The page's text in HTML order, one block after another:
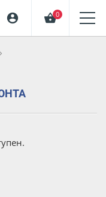
account_circle shopping_basket0
navigate_next